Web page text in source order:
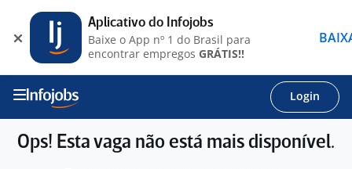
Login
Ops! Esta vaga não está mais disponível.
Aplicativo do Infojobs
Baixe o App nº 1 do Brasil para
encontrar empregos GRÁTIS!!